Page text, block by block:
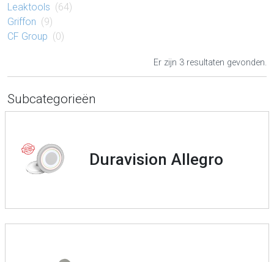
Leaktools (64)
Griffon (9)
CF Group (0)
Er zijn 3 resultaten gevonden.
Subcategorieën
Duravision Allegro